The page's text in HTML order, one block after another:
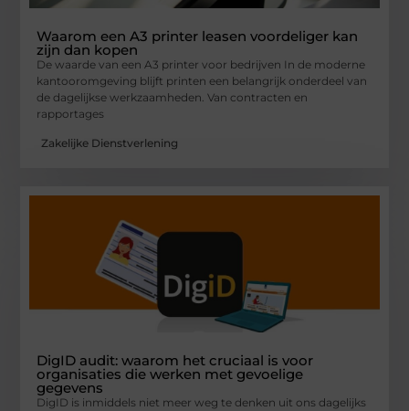
Waarom een A3 printer leasen voordeliger kan
zijn dan kopen
De waarde van een A3 printer voor bedrijven In de moderne
kantooromgeving blijft printen een belangrijk onderdeel van
de dagelijkse werkzaamheden. Van contracten en
rapportages
Zakelijke Dienstverlening
DigID audit: waarom het cruciaal is voor
organisaties die werken met gevoelige
gegevens
DigID is inmiddels niet meer weg te denken uit ons dagelijks